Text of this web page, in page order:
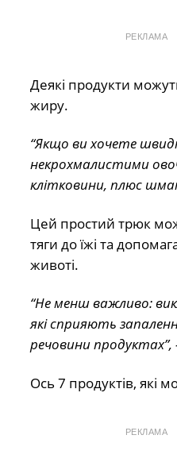
РЕКЛАМА
Деякі продукти
жиру.
“Якщо ви хочете
некрохмалистими
клітковини, плюс
Цей простий трюк
тяги до їжі та
животі.
“Не менш важливо:
які сприяють
речовини продуктах”,
Ось 7 продуктів, які
РЕКЛАМА